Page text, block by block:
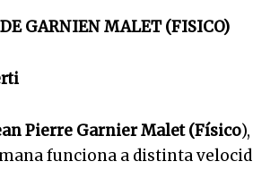
DE GARNIEN MALET (FISICO)
Pierre Garnier Malet (Físico
funciona a distinta